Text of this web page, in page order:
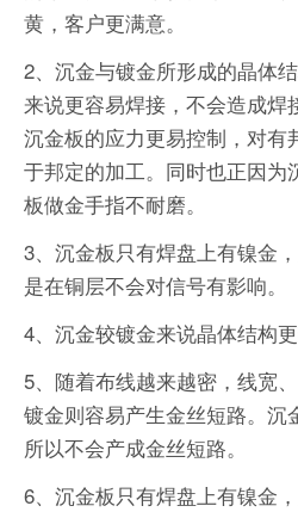
黄，客户更满意。
2、沉金与镀金所形成的晶体
来说更容易焊接，不会造成焊
沉金板的应力更易控制，对有
于邦定的加工。同时也正因为
板做金手指不耐磨。
3、沉金板只有焊盘上有镍金
是在铜层不会对信号有影响。
4、沉金较镀金来说晶体结构
5、随着布线越来越密，线宽
镀金则容易产生金丝短路。沉
所以不会产成金丝短路。
6、沉金板只有焊盘上有镍金